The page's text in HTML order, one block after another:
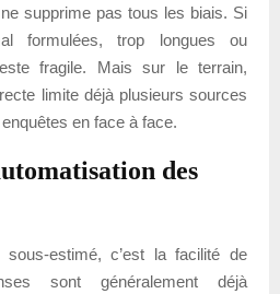
supprime pas tous les biais. Si
formulées, trop longues ou
fragile. Mais sur le terrain,
limite déjà plusieurs sources
en face à face.
des
estimé, c’est la facilité de
sont généralement déjà